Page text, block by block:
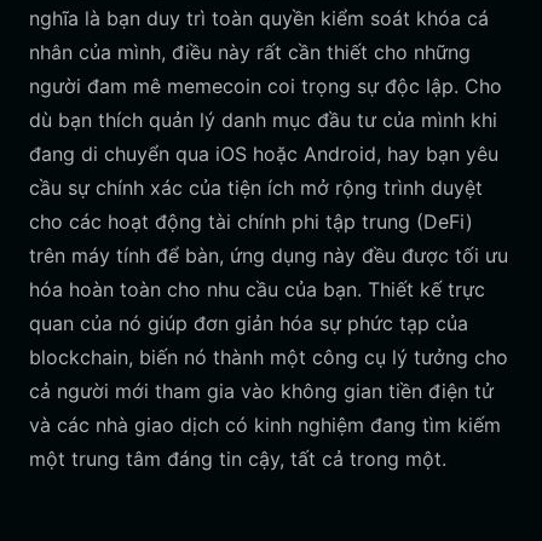
nghĩa là bạn duy trì toàn quyền kiểm soát khóa cá
nhân của mình, điều này rất cần thiết cho những
người đam mê memecoin coi trọng sự độc lập. Cho
dù bạn thích quản lý danh mục đầu tư của mình khi
đang di chuyển qua iOS hoặc Android, hay bạn yêu
cầu sự chính xác của tiện ích mở rộng trình duyệt
cho các hoạt động tài chính phi tập trung (DeFi)
trên máy tính để bàn, ứng dụng này đều được tối ưu
hóa hoàn toàn cho nhu cầu của bạn. Thiết kế trực
quan của nó giúp đơn giản hóa sự phức tạp của
blockchain, biến nó thành một công cụ lý tưởng cho
cả người mới tham gia vào không gian tiền điện tử
và các nhà giao dịch có kinh nghiệm đang tìm kiếm
một trung tâm đáng tin cậy, tất cả trong một.